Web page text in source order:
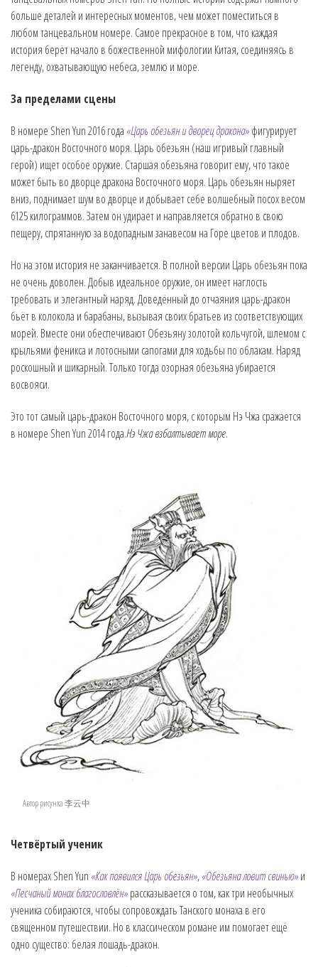
больше деталей и интересных моментов, чем может поместиться в
любом танцевальном номере. Самое прекрасное в том, что каждая
история берёт начало в божественной мифологии Китая, соединяясь в
легенду, охватывающую небеса, землю и море.
За пределами сцены
В номере Shen Yun 2016 года «Царь обезьян и дворец дракона»фигурирует
царь-дракон Восточного моря. Царь обезьян (наш игривый главный
герой) ищет особое оружие. Старшая обезьяна говорит ему, что такое
может быть во дворце дракона Восточного моря. Царь обезьян ныряет
вниз, поднимает шум во дворце и добывает себе волшебный посох весом
6125 килограммов. Затем он удирает и направляется обратно в свою
пещеру, спрятанную за водопадным занавесом на Горе цветов и плодов.
Но на этом история не заканчивается. В полной версии Царь обезьян пока
не очень доволен. Добыв идеальное оружие, он имеет наглость
требовать и элегантный наряд. Доведённый до отчаяния царь-дракон
бьёт в колокола и барабаны, вызывая своих братьев из соответствующих
морей. Вместе они обеспечивают Обезьяну золотой кольчугой, шлемом с
крыльями феникса и лотосными сапогами для ходьбы по облакам. Наряд
роскошный и шикарный. Только тогда озорная обезьяна убирается
восвояси.
Это тот самый царь-дракон Восточного моря, с которым Нэ Чжа сражается
в номере Shen Yun 2014 года.Нэ Чжа взбалтывает море.
Автор рисунка 李云中
Четвёртый ученик
В номерах Shen Yun «Как появился Царь обезьян»,«Обезьяна ловит свинью»и
«Песчаный монах благословлён»рассказывается о том, как три необычных
ученика собираются, чтобы сопровождать Танского монаха в его
священном путешествии. Но в классическом романе им помогает ещё
одно существо: белая лошадь-дракон.